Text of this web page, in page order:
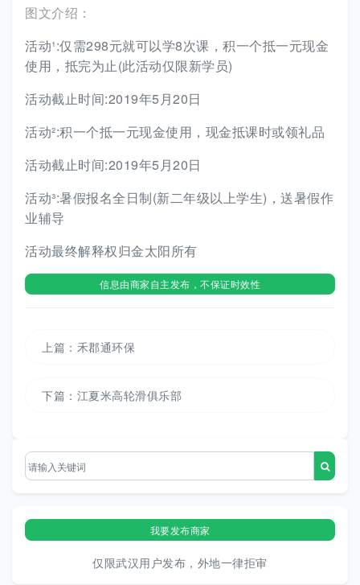
图文介绍：
活动¹:仅需298元就可以学8次课，积一个抵一元现金
使用，抵完为止(此活动仅限新学员)
活动截止时间:2019年5月20日
活动²:积一个抵一元现金使用，现金抵课时或领礼品
活动截止时间:2019年5月20日
活动³:暑假报名全日制(新二年级以上学生)，送暑假作
业辅导
活动最终解释权归金太阳所有
信息由商家自主发布，不保证时效性
上篇： 禾郡通环保
下篇： 江夏米高轮滑俱乐部
我要发布商家
仅限武汉用户发布，外地一律拒审